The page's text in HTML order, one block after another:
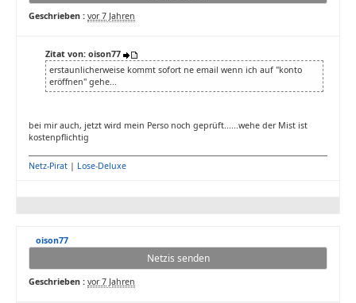
Geschrieben : vor 7 Jahren
Zitat von: oison77
erstaunlicherweise kommt sofort ne email wenn ich auf "konto
eröffnen" gehe...
bei mir auch, jetzt wird mein Perso noch geprüft......wehe der Mist ist
kostenpflichtig
Netz-Pirat | Lose-Deluxe
oison77
Netzis senden
Geschrieben : vor 7 Jahren